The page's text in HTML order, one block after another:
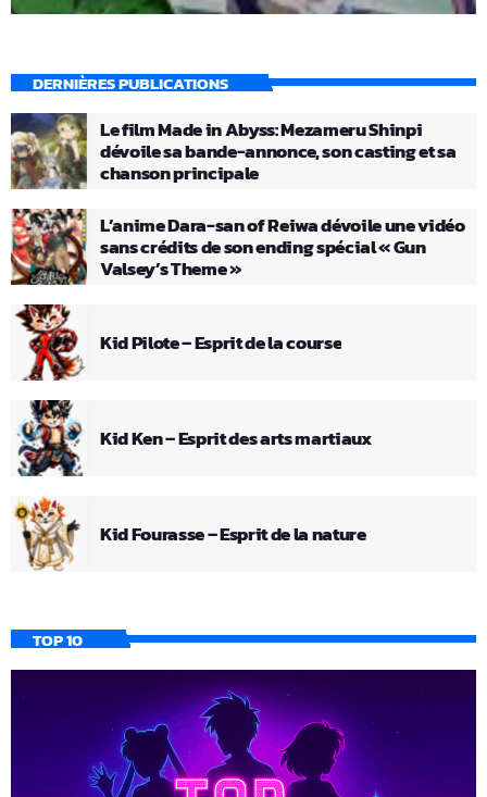
DERNIÈRES PUBLICATIONS
Le film Made in Abyss: Mezameru Shinpi
dévoile sa bande-annonce, son casting et sa
chanson principale
L’anime Dara-san of Reiwa dévoile une vidéo
sans crédits de son ending spécial « Gun
Valsey’s Theme »
Kid Pilote – Esprit de la course
Kid Ken – Esprit des arts martiaux
Kid Fourasse – Esprit de la nature
TOP 10